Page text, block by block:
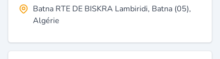
Batna RTE DE BISKRA Lambiridi, Batna (05),
Algérie